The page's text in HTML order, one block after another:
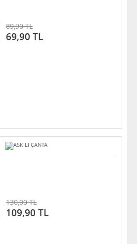
89,90 TL
69,90 TL
130,00 TL
109,90 TL